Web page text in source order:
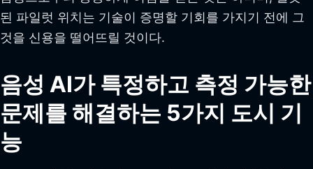
된 파일럿 위치는 기술이 증명할 기회를 가지기 전에 그
것을 신용을 떨어뜨릴 것이다.
음성 AI가 특정하고 측정 가능한
문제를 해결하는 5가지 도시 기
능